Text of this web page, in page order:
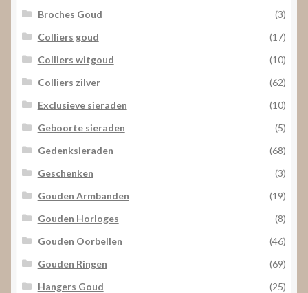
Broches Goud
(3)
Colliers goud
(17)
Colliers witgoud
(10)
Colliers zilver
(62)
Exclusieve sieraden
(10)
Geboorte sieraden
(5)
Gedenksieraden
(68)
Geschenken
(3)
Gouden Armbanden
(19)
Gouden Horloges
(8)
Gouden Oorbellen
(46)
Gouden Ringen
(69)
Hangers Goud
(25)